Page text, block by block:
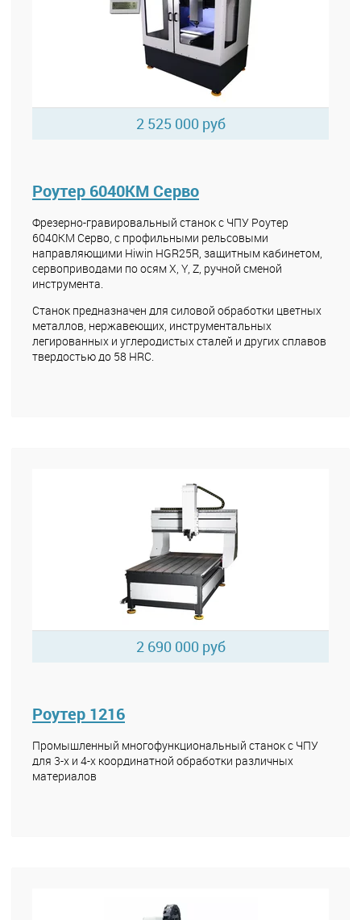
2 525 000 руб
Роутер 6040КМ Серво
Фрезерно-гравировальный станок с ЧПУ Роутер
6040КМ Серво, с профильными рельсовыми
направляющими Hiwin HGR25R, защитным кабинетом,
сервоприводами по осям X, Y, Z, ручной сменой
инструмента.
Станок предназначен для силовой обработки цветных
металлов, нержавеющих, инструментальных
легированных и углеродистых сталей и других сплавов
твердостью до 58 HRC.
2 690 000 руб
Роутер 1216
Промышленный многофункциональный станок с ЧПУ
для 3-х и 4-х координатной обработки различных
материалов